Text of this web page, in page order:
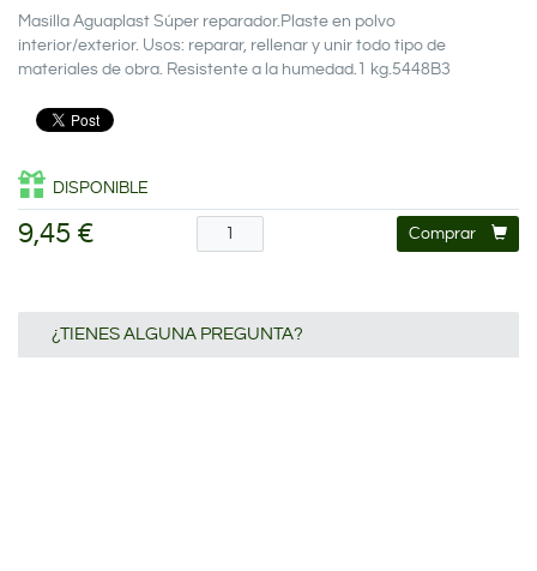
Masilla Aguaplast Súper reparador.Plaste en polvo
interior/exterior. Usos: reparar, rellenar y unir todo tipo de
materiales de obra. Resistente a la humedad.1 kg.5448B3
DISPONIBLE
9,45 € Comprar
¿TIENES ALGUNA PREGUNTA?